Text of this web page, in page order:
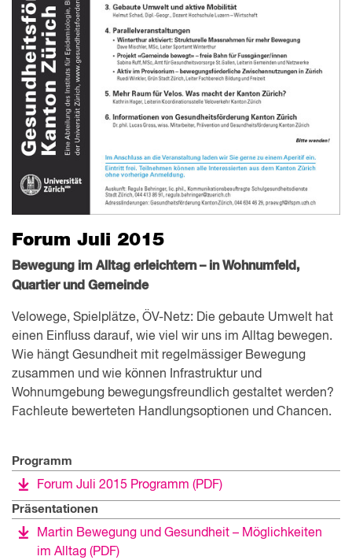
Forum Juli 2015
Bewegung im Alltag erleichtern – in Wohnumfeld,
Quartier und Gemeinde
Velowege, Spielplätze, ÖV-Netz: Die gebaute Umwelt hat
einen Einfluss darauf, wie viel wir uns im Alltag bewegen.
Wie hängt Gesundheit mit regelmässiger Bewegung
zusammen und wie können Infrastruktur und
Wohnumgebung bewegungsfreundlich gestaltet werden?
Fachleute bewerteten Handlungsoptionen und Chancen.
Programm
Forum Juli 2015 Programm (PDF)
Präsentationen
Martin Bewegung und Gesundheit – Möglichkeiten
im Alltag (PDF)